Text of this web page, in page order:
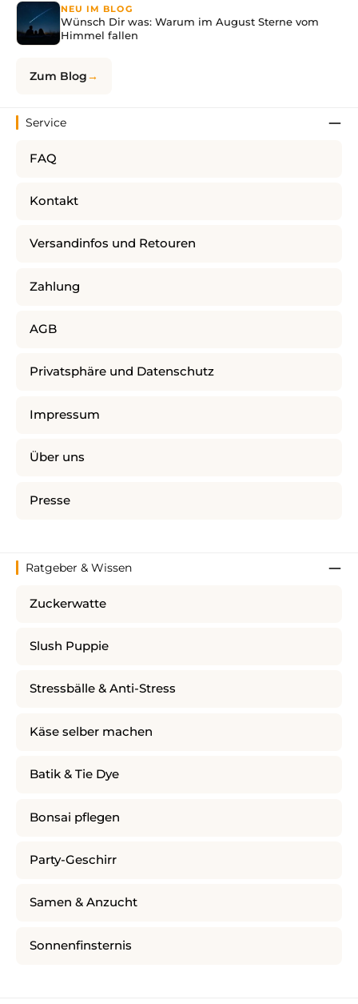
NEU IM BLOG
Wünsch Dir was: Warum im August Sterne vom
Himmel fallen
Zum Blog
Service
FAQ
Kontakt
Versandinfos und Retouren
Zahlung
AGB
Privatsphäre und Datenschutz
Impressum
Über uns
Presse
Ratgeber & Wissen
Zuckerwatte
Slush Puppie
Stressbälle & Anti-Stress
Käse selber machen
Batik & Tie Dye
Bonsai pflegen
Party-Geschirr
Samen & Anzucht
Sonnenfinsternis